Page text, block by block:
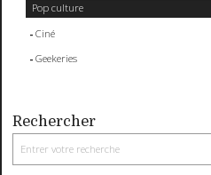
Pop culture
Ciné
Geekeries
Rechercher